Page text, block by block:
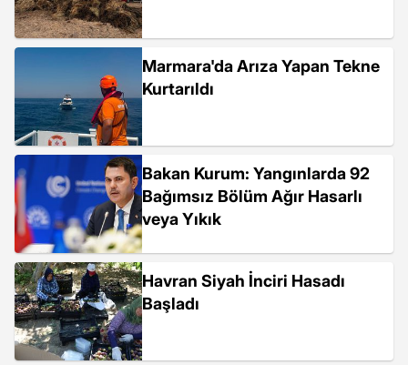
Marmara'da Arıza Yapan Tekne
Kurtarıldı
Bakan Kurum: Yangınlarda 92
Bağımsız Bölüm Ağır Hasarlı
veya Yıkık
Havran Siyah İnciri Hasadı
Başladı